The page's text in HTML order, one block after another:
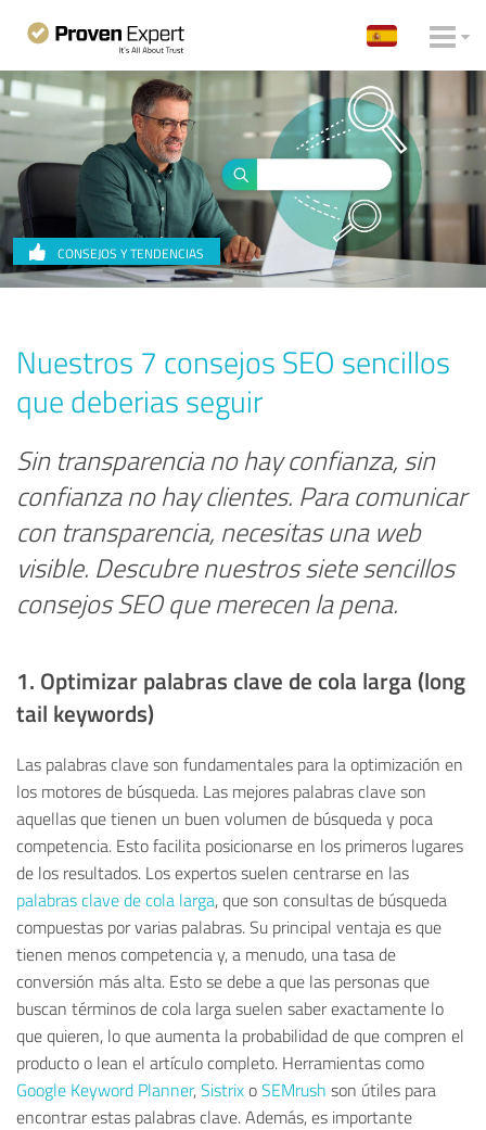
CONSEJOS Y TENDENCIAS
Nuestros 7 consejos SEO sencillos
que deberias seguir
Sin transparencia no hay confianza, sin
confianza no hay clientes. Para comunicar
con transparencia, necesitas una web
visible. Descubre nuestros siete sencillos
consejos SEO que merecen la pena.
1. Optimizar palabras clave de cola larga (long
tail keywords)
Las palabras clave son fundamentales para la optimización en
los motores de búsqueda. Las mejores palabras clave son
aquellas que tienen un buen volumen de búsqueda y poca
competencia. Esto facilita posicionarse en los primeros lugares
de los resultados. Los expertos suelen centrarse en las
palabras clave de cola larga, que son consultas de búsqueda
compuestas por varias palabras. Su principal ventaja es que
tienen menos competencia y, a menudo, una tasa de
conversión más alta. Esto se debe a que las personas que
buscan términos de cola larga suelen saber exactamente lo
que quieren, lo que aumenta la probabilidad de que compren el
producto o lean el artículo completo. Herramientas como
Google Keyword Planner,Sistrix oSEMrush son útiles para
encontrar estas palabras clave. Además, es importante